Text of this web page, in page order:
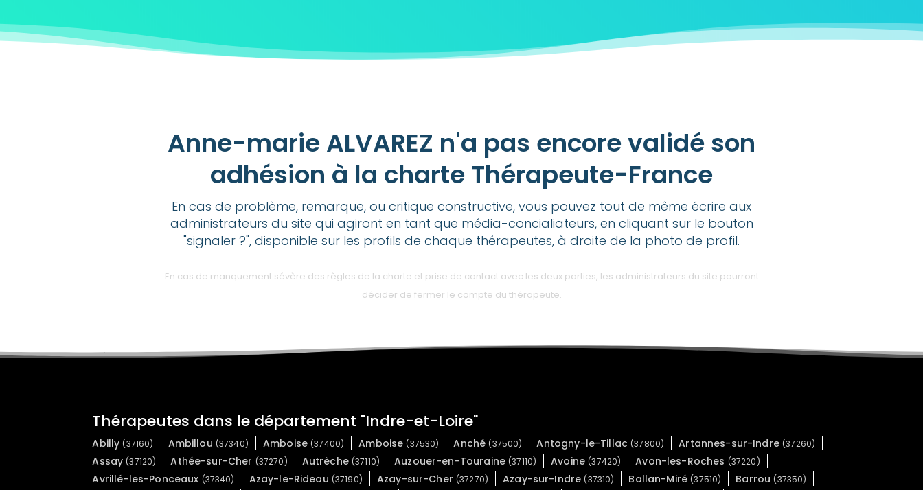
Anne-marie ALVAREZ n'a pas encore validé son
adhésion à la charte Thérapeute-France
En cas de problème, remarque, ou critique constructive, vous pouvez tout de même écrire aux
administrateurs du site qui agiront en tant que média-concialiateurs, en cliquant sur le bouton
"signaler ?", disponible sur les profils de chaque thérapeutes, à droite de la photo de profil.
En cas de manquement sévère des règles de la charte et prise de contact avec les deux parties, les administrateurs du site pourront
décider de fermer le compte du thérapeute.
Thérapeutes dans le département "Indre-et-Loire"
Abilly (37160) Ambillou (37340) Amboise (37400) Amboise (37530) Anché (37500) Antogny-le-Tillac (37800) Artannes-sur-Indre (37260)
Assay (37120) Athée-sur-Cher (37270) Autrèche (37110) Auzouer-en-Touraine (37110) Avoine (37420) Avon-les-Roches (37220)
Avrillé-les-Ponceaux (37340) Azay-le-Rideau (37190) Azay-sur-Cher (37270) Azay-sur-Indre (37310) Ballan-Miré (37510) Barrou (37350)